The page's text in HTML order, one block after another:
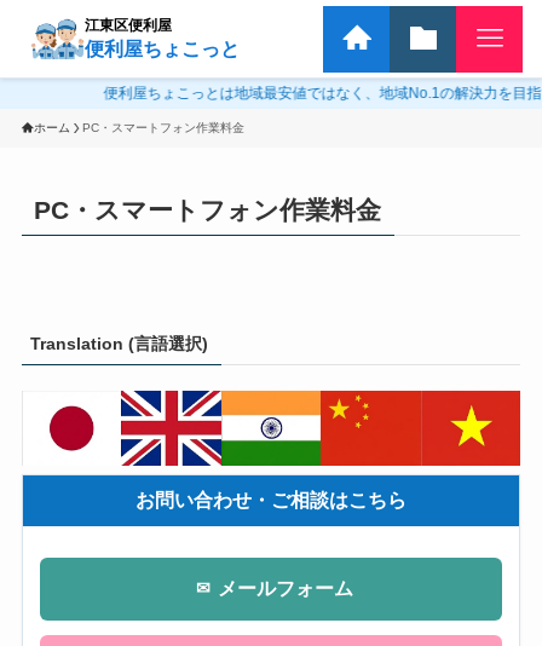
江東区便利屋
便利屋ちょこっと
便利屋ちょこっとは地域最安値ではなく、地域No.1の解決力を
ホーム PC・スマートフォン作業料金
PC・スマートフォン作業料金
Translation (言語選択)
お問い合わせ・ご相談はこちら
✉ メールフォーム